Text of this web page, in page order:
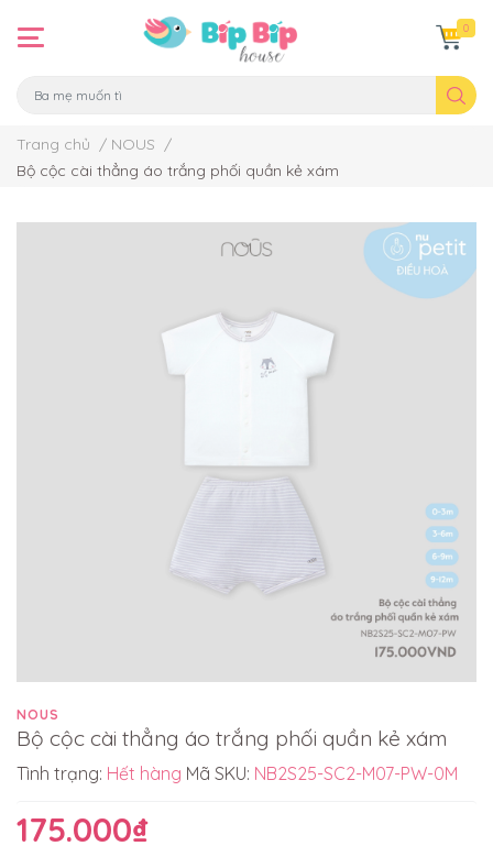
0
Trang chủ / NOUS /
Bộ cộc cài thẳng áo trắng phối quần kẻ xám
NOUS
Bộ cộc cài thẳng áo trắng phối quần kẻ xám
Tình trạng: Hết hàng Mã SKU: NB2S25-SC2-M07-PW-0M
175.000₫